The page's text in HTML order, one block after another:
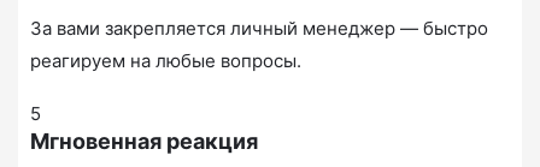
За вами закрепляется личный менеджер — быстро
реагируем на любые вопросы.
5
Мгновенная реакция